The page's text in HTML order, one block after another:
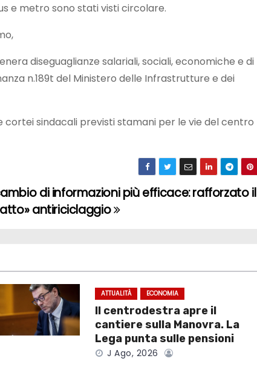
e metro sono stati visti circolare.
diseguaglianze salariali, sociali, economiche e di
n.189t del Ministero delle Infrastrutture e dei
sindacali previsti stamani per le vie del centro
di informazioni più efficace: rafforzato il
antiriciclaggio
ATTUALITÀ ECONOMIA
Il centrodestra apre il
cantiere sulla Manovra. La
Lega punta sulle pensioni
J Ago, 2026